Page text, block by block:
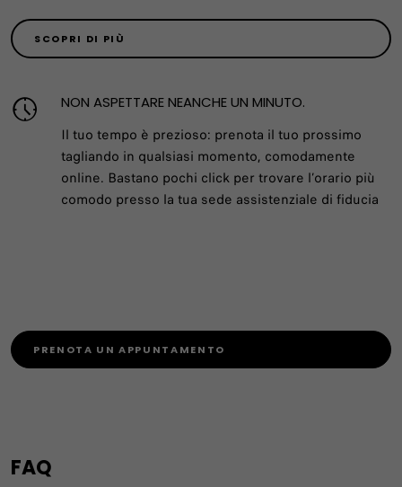
SCOPRI DI PIÙ
NON ASPETTARE NEANCHE UN MINUTO.
Il tuo tempo è prezioso: prenota il tuo prossimo
tagliando in qualsiasi momento, comodamente
online. Bastano pochi click per trovare l’orario più
comodo presso la tua sede assistenziale di fiducia
PRENOTA UN APPUNTAMENTO
FAQ